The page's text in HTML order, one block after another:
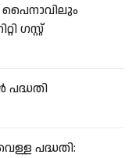
ഗസ്റ്റ്
പദ്ധതി
പദ്ധതി: